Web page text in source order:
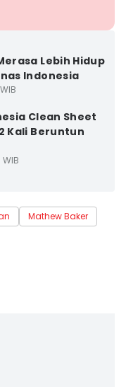
Lebih Hidup
Indonesia
Clean Sheet
Kali Beruntun
Mathew Baker